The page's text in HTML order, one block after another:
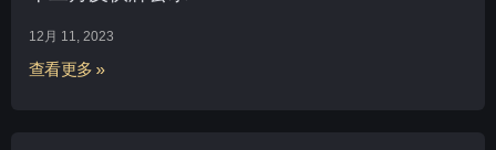
12月 11, 2023
查看更多 »